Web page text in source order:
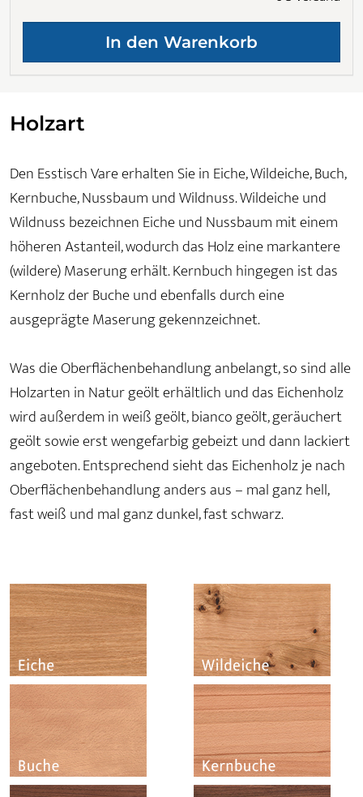
Holzart
Den Esstisch Vare erhalten Sie in Eiche, Wildeiche, Buch,
Kernbuche, Nussbaum und Wildnuss. Wildeiche und
Wildnuss bezeichnen Eiche und Nussbaum mit einem
höheren Astanteil, wodurch das Holz eine markantere
(wildere) Maserung erhält. Kernbuch hingegen ist das
Kernholz der Buche und ebenfalls durch eine
ausgeprägte Maserung gekennzeichnet.
Was die Oberflächenbehandlung anbelangt, so sind alle
Holzarten in Natur geölt erhältlich und das Eichenholz
wird außerdem in weiß geölt, bianco geölt, geräuchert
geölt sowie erst wengefarbig gebeizt und dann lackiert
angeboten. Entsprechend sieht das Eichenholz je nach
Oberflächenbehandlung anders aus – mal ganz hell,
fast weiß und mal ganz dunkel, fast schwarz.